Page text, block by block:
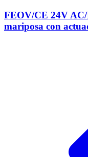
FEOV/CE 24V
mariposa con